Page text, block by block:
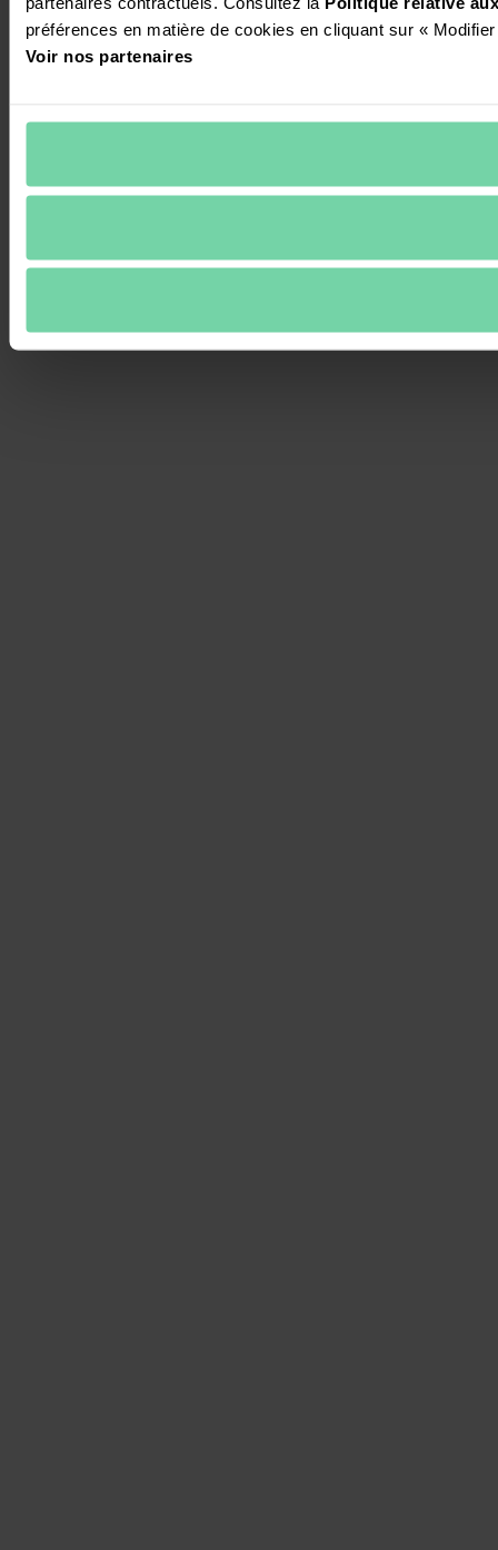
préférences en matière de cookies en cliquant sur «
Voir nos partenaires